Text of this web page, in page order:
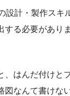
設計・製作ス
する必要があり
、はんだ付けと
なんて書けな